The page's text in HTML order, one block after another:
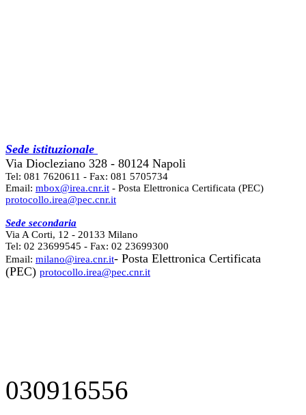
Sede istituzionale
Via Diocleziano 328 - 80124 Napoli
Tel: 081 7620611 - Fax: 081 5705734
Email: mbox@irea.cnr.it - Posta Elettronica Certificata (PEC)
protocollo.irea@pec.cnr.it
Sede secondaria
Via A Corti, 12 - 20133 Milano
Tel: 02 23699545 - Fax: 02 23699300
Email: milano@irea.cnr.it- Posta Elettronica Certificata
(PEC) protocollo.irea@pec.cnr.it
030916556